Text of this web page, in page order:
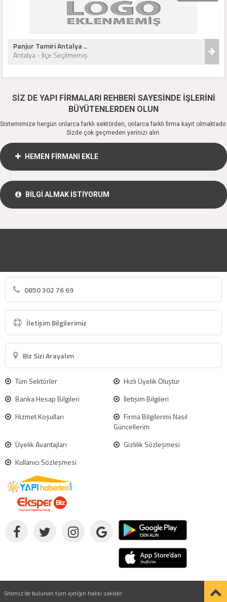
Panjur Tamiri Antalya ..
Antalya - İlçe Seçilmemiş
SİZ DE YAPI FİRMALARI REHBERİ SAYESİNDE İŞLERİNİ
BÜYÜTENLERDEN OLUN
Sistemimize hergün onlarca farklı sektörden, onlarca farklı firma kayıt olmaktadır.
Sizde çok geçmeden yerinizi alın.
HEMEN FİRMANI EKLE
BİLGİ ALMAK İSTİYORUM
0850 302 76 69
İletişim Bilgilerimiz
Biz Sizi Arayalım
Tüm Sektörler
Hızlı Üyelik Oluştur
Banka Hesap Bilgileri
İletişim Bilgileri
Hizmet Koşulları
Firma Bilgilerimi Nasıl
Güncellerim
Üyelik Avantajları
Gizlilik Sözleşmesi
Kullanıcı Sözleşmesi
Sitemiz'de bulunan tüm içeriğin hakkı saklıdır